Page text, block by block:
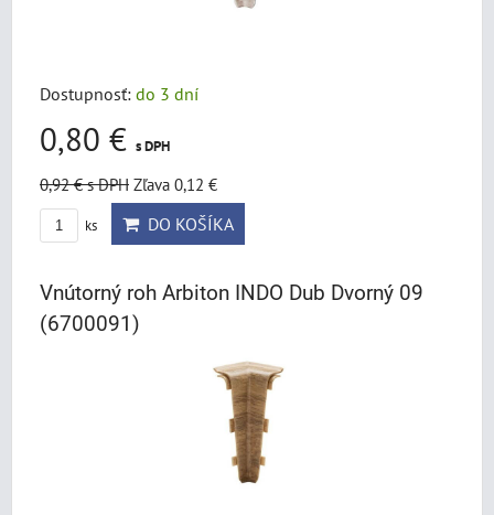
Dostupnosť: do 3 dní
0,80 € s DPH
0,92 €s DPH Zľava 0,12 €
ks DO KOŠÍKA
Vnútorný roh Arbiton INDO Dub Dvorný 09
(6700091)